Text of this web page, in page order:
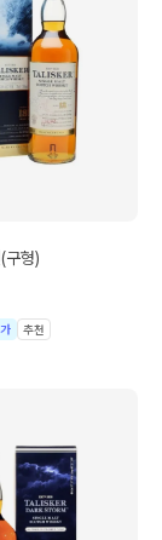
구형)
추천